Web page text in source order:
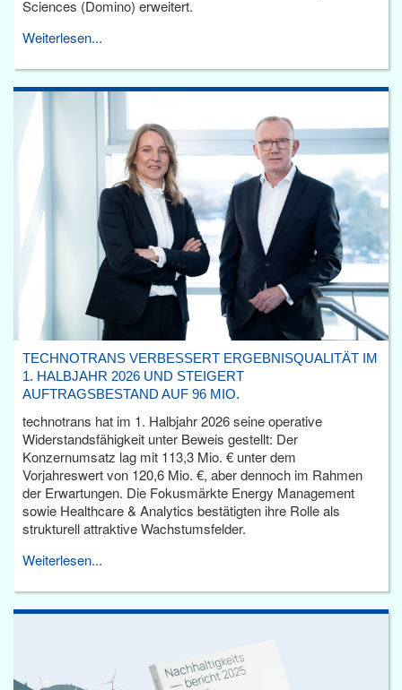
Sciences (Domino) erweitert.
Weiterlesen...
TECHNOTRANS VERBESSERT ERGEBNISQUALITÄT IM
1. HALBJAHR 2026 UND STEIGERT
AUFTRAGSBESTAND AUF 96 MIO.
technotrans hat im 1. Halbjahr 2026 seine operative
Widerstandsfähigkeit unter Beweis gestellt: Der
Konzernumsatz lag mit 113,3 Mio. € unter dem
Vorjahreswert von 120,6 Mio. €, aber dennoch im Rahmen
der Erwartungen. Die Fokusmärkte Energy Management
sowie Healthcare & Analytics bestätigten ihre Rolle als
strukturell attraktive Wachstumsfelder.
Weiterlesen...